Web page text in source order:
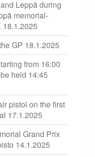
Leppä during
memorial-
18.1.2025
GP 18.1.2025
from 16:00
held 14:45
pistol on the first
17.1.2025
Grand Prix
14.1.2025